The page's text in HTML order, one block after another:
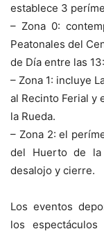
establece 3
– Zona 0:
Peatonales del
de Día entre las
– Zona 1: incluye
al Recinto Ferial y
la Rueda.
– Zona 2: el
del Huerto de la
desalojo y cierre.
Los eventos
los